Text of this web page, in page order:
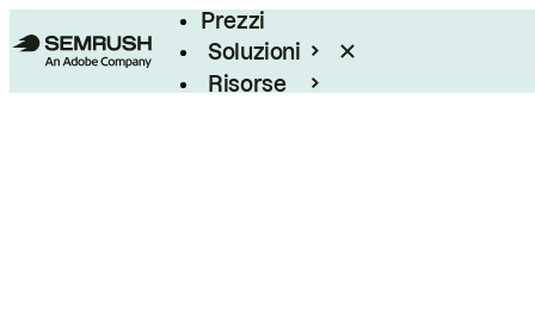
Prezzi
Soluzioni
Risorse